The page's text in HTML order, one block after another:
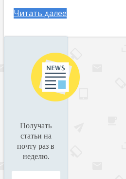
Читать далее
Получать
статьи на
почту раз в
неделю.